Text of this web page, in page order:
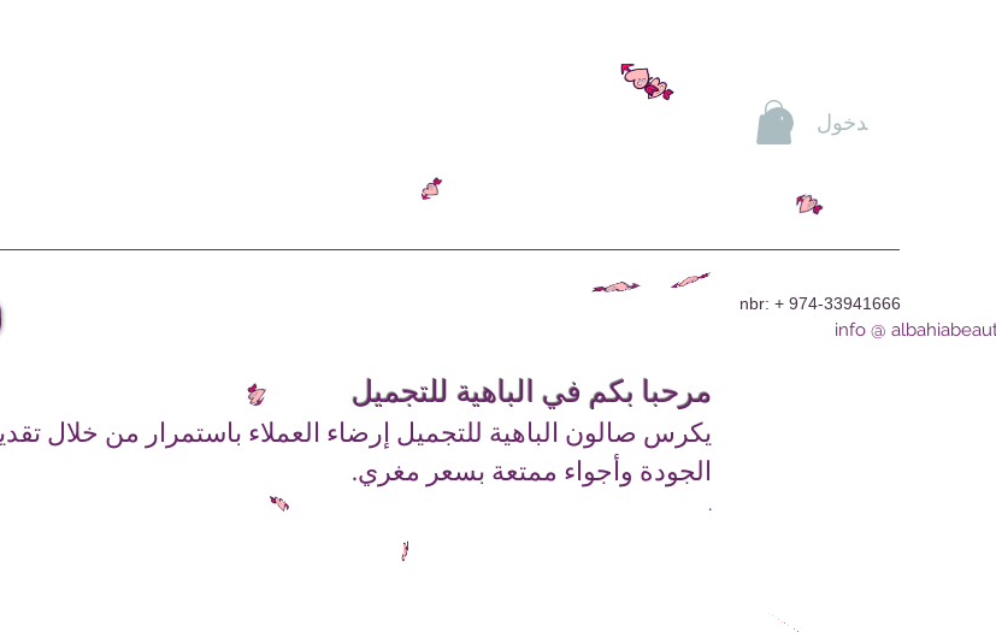
تسجيل الدخول
nbr: + 974-33941666
info @
مرحبا بكم في الباهية للتجميل
يكرس صالون الباهية للتجميل إرضاء العملاء باستمرار من خلال
الجودة وأجواء ممتعة بسعر مغري.
.